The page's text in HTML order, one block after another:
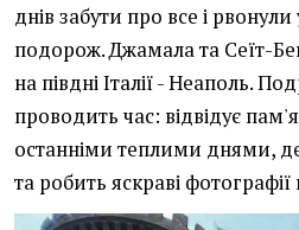
днів забути про все і
подорож. Джамала та Сеїт-
на півдні Італії - Неаполь.
проводить час: відвідує
останніми теплими днями,
та робить яскраві фотографії